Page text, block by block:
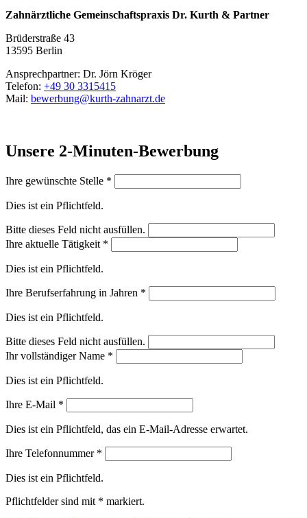
Zahnärztliche Gemeinschaftspraxis Dr. Kurth & Partner
Brüderstraße 43
13595 Berlin
Ansprechpartner: Dr. Jörn Kröger
Telefon: +49 30 3315415
Mail: bewerbung@kurth-zahnarzt.de
Unsere 2-Minuten-Bewerbung
Ihre gewünschte Stelle *
Dies ist ein Pflichtfeld.
Bitte dieses Feld nicht ausfüllen.
Ihre aktuelle Tätigkeit *
Dies ist ein Pflichtfeld.
Ihre Berufserfahrung in Jahren *
Dies ist ein Pflichtfeld.
Bitte dieses Feld nicht ausfüllen.
Ihr vollständiger Name *
Dies ist ein Pflichtfeld.
Ihre E-Mail *
Dies ist ein Pflichtfeld, das ein E-Mail-Adresse erwartet.
Ihre Telefonnummer *
Dies ist ein Pflichtfeld.
Pflichtfelder sind mit * markiert.